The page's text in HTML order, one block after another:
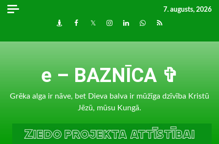
Skip
7. augusts, 2026
DraugiemFacebook
TwitterInstagram
LinkedInwhatsapp
RSS
e – BAZNĪCA ✞
Grēka alga ir nāve, bet Dieva balva ir mūžīga dzīvība Kristū
Jēzū, mūsu Kungā.